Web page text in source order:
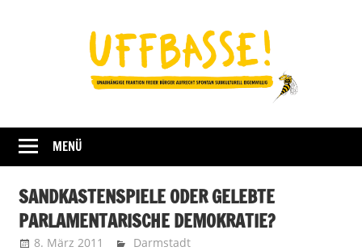
UFFBASSE!
Darmstadt
MENÜ
SANDKASTENSPIELE ODER GELEBTE
PARLAMENTARISCHE DEMOKRATIE?
8. März 2011 Uffbasse
Darmstadt